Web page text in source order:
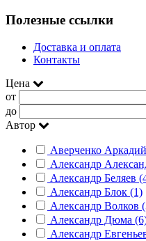
Полезные ссылки
Доставка и оплата
Контакты
Цена
от
до
Автор
Аверченко
Александр
Александр Беляев
Александр Блок (1)
Александр Волков
Александр Дюма
Александр